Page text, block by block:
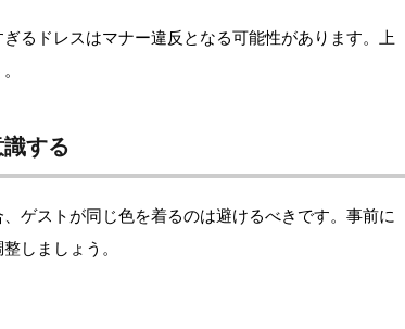
るドレスはマナー違反となる可能性があります。上
する
ゲストが同じ色を着るのは避けるべきです。事前に
しましょう。